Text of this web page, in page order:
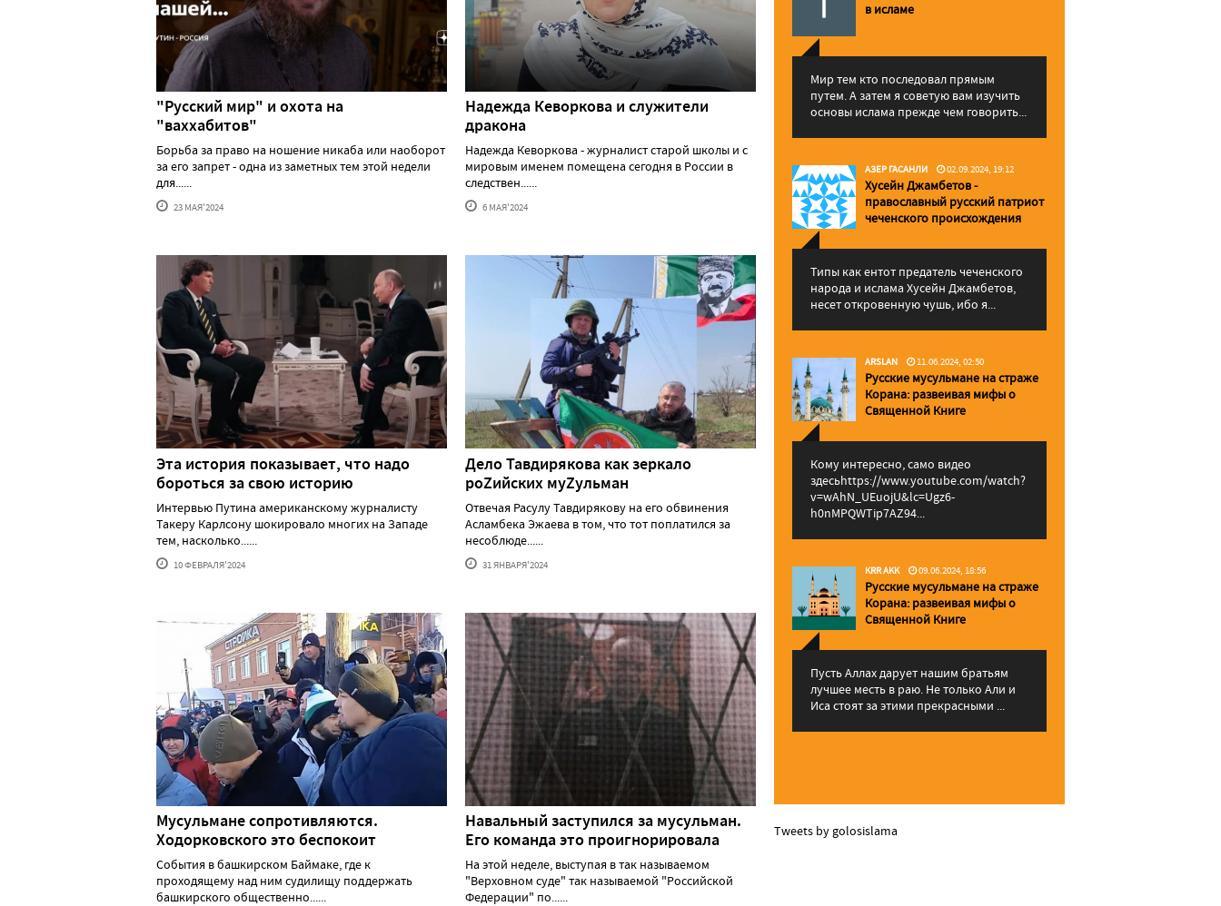
"Русский мир" и охота на
"ваххабитов"
Борьба за право на ношение никаба или наоборот
за его запрет - одна из заметных тем этой недели
для......
23 МАЯ'2024
Надежда Кеворкова и служители
дракона
Надежда Кеворкова - журналист старой школы и с
мировым именем помещена сегодня в России в
следствен......
6 МАЯ'2024
Эта история показывает, что надо
бороться за свою историю
Интервью Путина американскому журналисту
Такеру Карлсону шокировало многих на Западе
тем, насколько......
10 ФЕВРАЛЯ'2024
Дело Тавдирякова как зеркало
роZийских муZульман
Отвечая Расулу Тавдирякову на его обвинения
Асламбека Эжаева в том, что тот поплатился за
несоблюде......
31 ЯНВАРЯ'2024
Мусульмане сопротивляются.
Ходорковского это беспокоит
События в башкирском Баймаке, где к
проходящему над ним судилищу поддержать
башкирского общественно......
Навальный заступился за мусульман.
Его команда это проигнорировала
На этой неделе, выступая в так называемом
"Верховном суде" так называемой "Российской
Федерации" по......
в исламе
Мир тем кто последовал прямым
путем. А затем я советую вам изучить
основы ислама прежде чем говорить...
АЗЕР ГАСАНЛИ 02.09.2024, 19:12
Хусейн Джамбетов -
православный русский патриот
чеченского происхождения
Типы как ентот предатель чеченского
народа и ислама Хусейн Джамбетов,
несет откровенную чушь, ибо я...
ARSLAN 11.06.2024, 02:50
Русские мусульмане на страже
Корана: pазвеивая мифы о
Священной Книге
Кому интересно, само видео
здесьhttps://www.youtube.com/watch?
v=wAhN_UEuojU&lc=Ugz6-
h0nMPQWTip7AZ94...
KRR AKK 09.06.2024, 18:56
Русские мусульмане на страже
Корана: pазвеивая мифы о
Священной Книге
Пусть Аллах дарует нашим братьям
лучшее месть в раю. Не только Али и
Иса стоят за этими прекрасными ...
Tweets by golosislama